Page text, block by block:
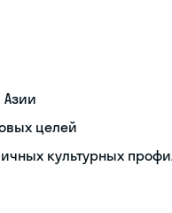
Азии
целей
культурных